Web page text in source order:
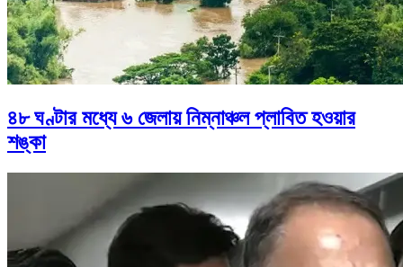
৪৮ ঘণ্টার মধ্যে ৬ জেলায় নিম্নাঞ্চল প্লাবিত হওয়ার
শঙ্কা